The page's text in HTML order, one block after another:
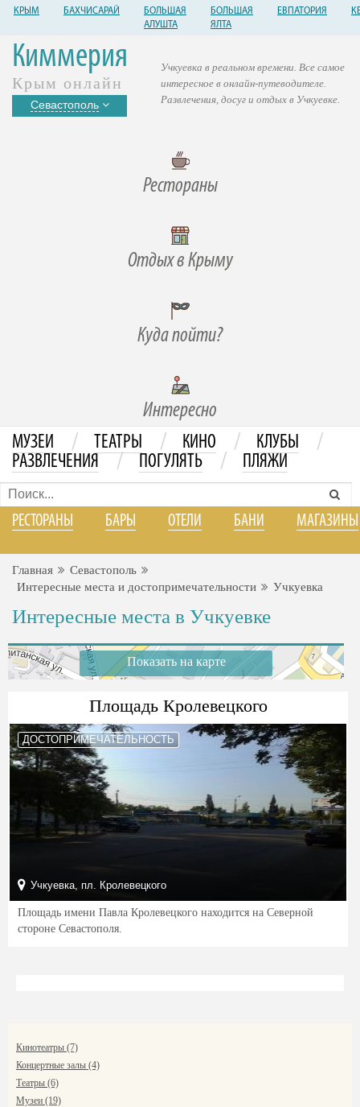
КРЫМ БАХЧИСАРАЙ
БОЛЬШАЯ
АЛУШТА
БОЛЬШАЯ
ЯЛТА
ЕВПАТОРИЯ
Киммерия
Крым онлайн
Севастополь
Рестораны
Отдых в Крыму
Куда пойти?
Интересно
Учкуевка в реальном времени. Все самое
интересное в онлайн-путеводителе.
Развлечения, досуг и отдых в Учкуевке.
МУЗЕИ / ТЕАТРЫ / КИНО / КЛУБЫ /
РАЗВЛЕЧЕНИЯ / ПОГУЛЯТЬ / ПЛЯЖИ
РЕСТОРАНЫ БАРЫ ОТЕЛИ БАНИ МАГАЗИНЫ
Главная
Севастополь
Интересные места и достопримечательности
Учкуевка
Интересные места в Учкуевке
Показать на карте
Площадь Кролевецкого
ДОСТОПРИМЕЧАТЕЛЬНОСТЬ
Учкуевка, пл. Кролевецкого
Площадь имени Павла Кролевецкого находится на Северной
стороне Севастополя.
Кинотеатры (7)
Концертные залы (4)
Театры (6)
Музеи (19)